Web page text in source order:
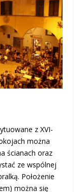
z XVI-
można
ścianach oraz
ze wspólnej
Położenie
można się